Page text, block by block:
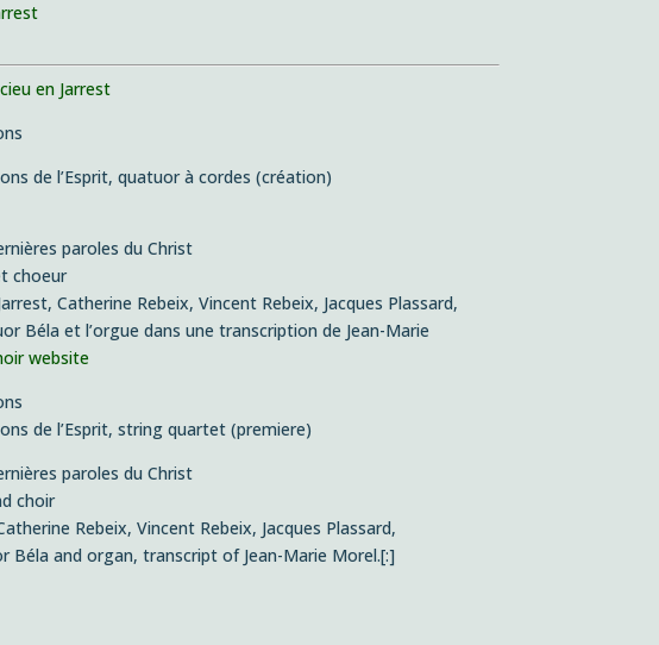
en Jarrest
de l’Esprit, quatuor à cordes (création)
paroles du Christ
choeur
Catherine Rebeix, Vincent Rebeix, Jacques Plassard,
Béla et l’orgue dans une transcription de Jean-Marie
website
de l’Esprit, string quartet (premiere)
paroles du Christ
choir
Rebeix, Vincent Rebeix, Jacques Plassard,
Béla and organ, transcript of Jean-Marie Morel.[:]